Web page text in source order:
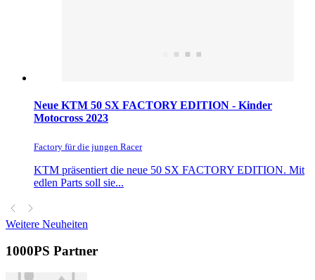
Neue KTM 50 SX FACTORY EDITION - Kinder
Motocross 2023
Factory für die jungen Racer
KTM präsentiert die neue 50 SX FACTORY EDITION. Mit
edlen Parts soll sie...
Weitere Neuheiten
1000PS Partner